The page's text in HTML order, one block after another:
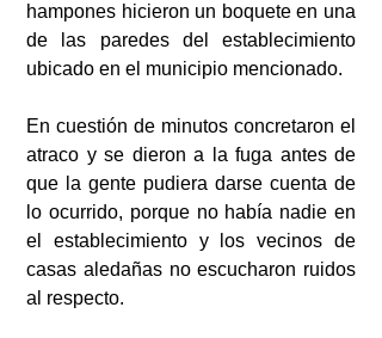
hampones hicieron un boquete en una
de las paredes del establecimiento
ubicado en el municipio mencionado.
En cuestión de minutos concretaron el
atraco y se dieron a la fuga antes de
que la gente pudiera darse cuenta de
lo ocurrido, porque no había nadie en
el establecimiento y los vecinos de
casas aledañas no escucharon ruidos
al respecto.